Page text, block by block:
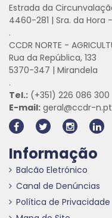
Estrada da
4460-281 | Sra. da Hora
.
CCDR NORTE -
Rua da República, 133
5370-347 | Mirandela
.
Tel.: (+351) 226 086 300
E-mail: geral@ccdr-n.pt
Informação
Balcão Eletrónico
Canal de Denúncias
Política de Privacidade